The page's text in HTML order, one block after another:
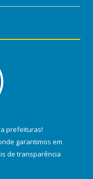
prefeituras!
garantimos em
de transparência